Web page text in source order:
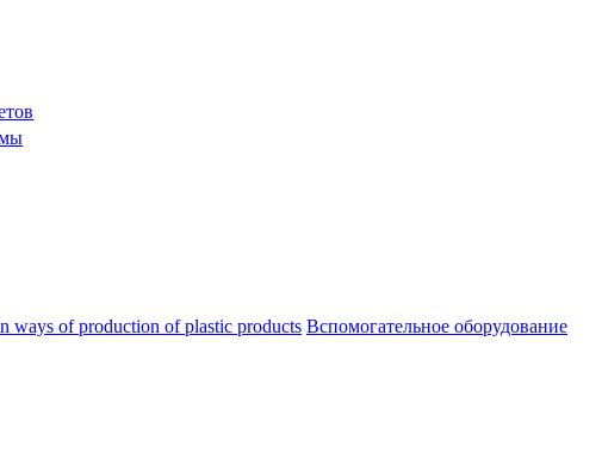
ways of production of plastic products Вспомогательное оборудование